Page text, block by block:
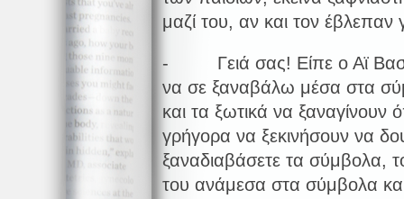
μαζί του, αν και τον
- Γειά σας! Είπε ο Αϊ
να σε ξαναβάλω μέσα στα
και τα ξωτικά να
γρήγορα να ξεκινήσουν να
ξαναδιαβάσετε τα σύμβολα,
του ανάμεσα στα σύμβολα